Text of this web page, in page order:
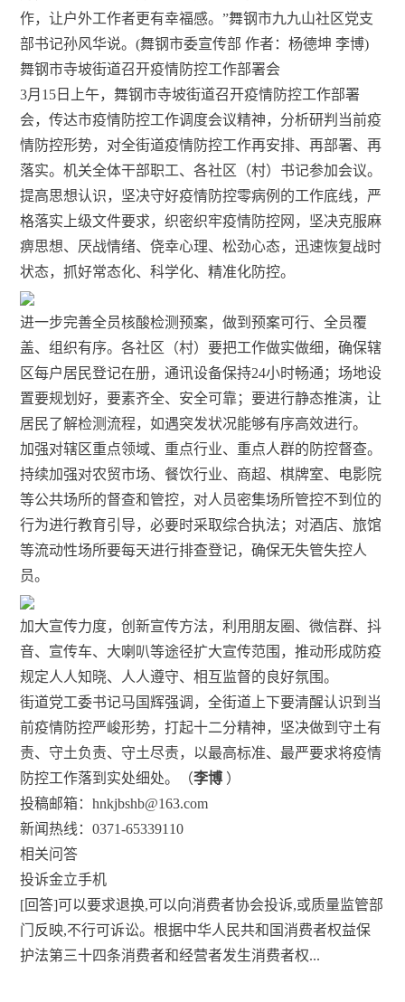
作，让户外工作者更有幸福感。”舞钢市九九山社区党支
部书记孙风华说。(舞钢市委宣传部 作者：杨德坤 李博)
舞钢市寺坡街道召开疫情防控工作部署会
3月15日上午，舞钢市寺坡街道召开疫情防控工作部署
会，传达市疫情防控工作调度会议精神，分析研判当前疫
情防控形势，对全街道疫情防控工作再安排、再部署、再
落实。机关全体干部职工、各社区（村）书记参加会议。
提高思想认识，坚决守好疫情防控零病例的工作底线，严
格落实上级文件要求，织密织牢疫情防控网，坚决克服麻
痹思想、厌战情绪、侥幸心理、松劲心态，迅速恢复战时
状态，抓好常态化、科学化、精准化防控。
进一步完善全员核酸检测预案，做到预案可行、全员覆
盖、组织有序。各社区（村）要把工作做实做细，确保辖
区每户居民登记在册，通讯设备保持24小时畅通；场地设
置要规划好，要素齐全、安全可靠；要进行静态推演，让
居民了解检测流程，如遇突发状况能够有序高效进行。
加强对辖区重点领域、重点行业、重点人群的防控督查。
持续加强对农贸市场、餐饮行业、商超、棋牌室、电影院
等公共场所的督查和管控，对人员密集场所管控不到位的
行为进行教育引导，必要时采取综合执法；对酒店、旅馆
等流动性场所要每天进行排查登记，确保无失管失控人
员。
加大宣传力度，创新宣传方法，利用朋友圈、微信群、抖
音、宣传车、大喇叭等途径扩大宣传范围，推动形成防疫
规定人人知晓、人人遵守、相互监督的良好氛围。
街道党工委书记马国辉强调，全街道上下要清醒认识到当
前疫情防控严峻形势，打起十二分精神，坚决做到守土有
责、守土负责、守土尽责，以最高标准、最严要求将疫情
防控工作落到实处细处。（李博 ）
投稿邮箱：hnkjbshb@163.com
新闻热线：0371-65339110
相关问答
投诉金立手机
[回答]可以要求退换,可以向消费者协会投诉,或质量监管部
门反映,不行可诉讼。根据中华人民共和国消费者权益保
护法第三十四条消费者和经营者发生消费者权...